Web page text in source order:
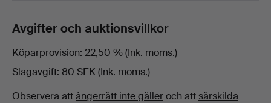
Fine
Art
Vardagar 11–18
Slagauktion 13 september kl 11
Avgifter och auktionsvillkor
Köparprovision 22,50 % (Ink. moms.)
Slagavgift 80 SEK (Ink. moms.)
Observera attångerrätt inte gälleroch attsärskilda